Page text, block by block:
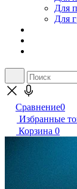
Для
Для
Сравнение0
Избранные
Корзина 0